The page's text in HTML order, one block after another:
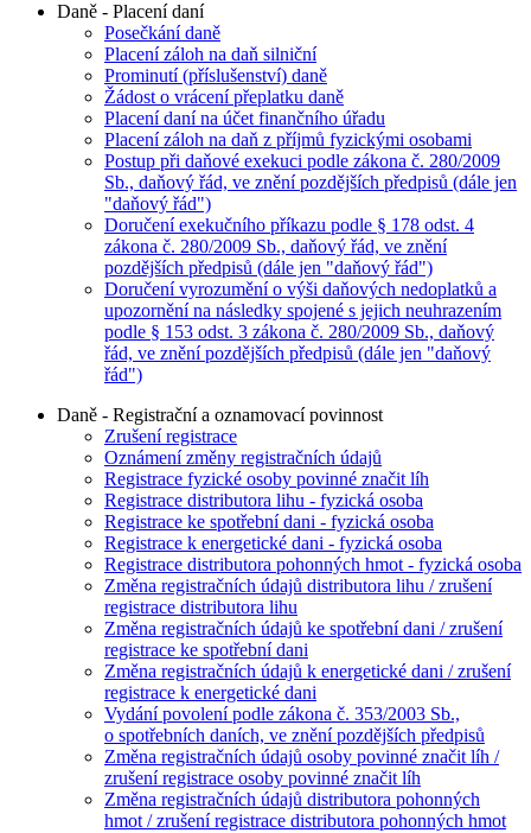
Daně - Placení daní
Posečkání daně
Placení záloh na daň silniční
Prominutí (příslušenství) daně
Žádost o vrácení přeplatku daně
Placení daní na účet finančního úřadu
Placení záloh na daň z příjmů fyzickými osobami
Postup při daňové exekuci podle zákona č. 280/2009
Sb., daňový řád, ve znění pozdějších předpisů (dále jen
"daňový řád")
Doručení exekučního příkazu podle § 178 odst. 4
zákona č. 280/2009 Sb., daňový řád, ve znění
pozdějších předpisů (dále jen "daňový řád")
Doručení vyrozumění o výši daňových nedoplatků a
upozornění na následky spojené s jejich neuhrazením
podle § 153 odst. 3 zákona č. 280/2009 Sb., daňový
řád, ve znění pozdějších předpisů (dále jen "daňový
řád")
Daně - Registrační a oznamovací povinnost
Zrušení registrace
Oznámení změny registračních údajů
Registrace fyzické osoby povinné značit líh
Registrace distributora lihu - fyzická osoba
Registrace ke spotřební dani - fyzická osoba
Registrace k energetické dani - fyzická osoba
Registrace distributora pohonných hmot - fyzická osoba
Změna registračních údajů distributora lihu / zrušení
registrace distributora lihu
Změna registračních údajů ke spotřební dani / zrušení
registrace ke spotřební dani
Změna registračních údajů k energetické dani / zrušení
registrace k energetické dani
Vydání povolení podle zákona č. 353/2003 Sb.,
o spotřebních daních, ve znění pozdějších předpisů
Změna registračních údajů osoby povinné značit líh /
zrušení registrace osoby povinné značit líh
Změna registračních údajů distributora pohonných
hmot / zrušení registrace distributora pohonných hmot